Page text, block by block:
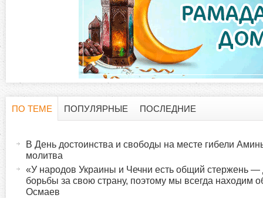
ПО ТЕМЕ
ПОПУЛЯРНЫЕ ПОСЛЕДНИЕ
В День достоинства и свободы на месте гибели
молитва
«У народов Украины и Чечни есть общий стержень —
борьбы за свою страну, поэтому мы всегда
Осмаев